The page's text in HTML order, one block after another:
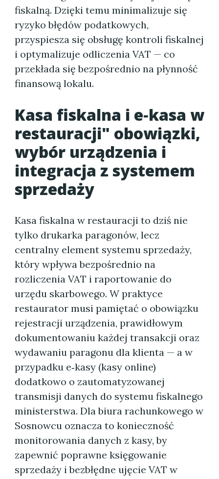
fiskalną. Dzięki temu minimalizuje się
ryzyko błędów podatkowych,
przyspiesza się obsługę kontroli fiskalnej
i optymalizuje odliczenia VAT — co
przekłada się bezpośrednio na płynność
finansową lokalu.
Kasa fiskalna i e‑kasa w
restauracji" obowiązki,
wybór urządzenia i
integracja z systemem
sprzedaży
Kasa fiskalna w restauracji to dziś nie
tylko drukarka paragonów, lecz
centralny element systemu sprzedaży,
który wpływa bezpośrednio na
rozliczenia VAT i raportowanie do
urzędu skarbowego. W praktyce
restaurator musi pamiętać o obowiązku
rejestracji urządzenia, prawidłowym
dokumentowaniu każdej transakcji oraz
wydawaniu paragonu dla klienta — a w
przypadku e‑kasy (kasy online)
dodatkowo o zautomatyzowanej
transmisji danych do systemu fiskalnego
ministerstwa. Dla biura rachunkowego w
Sosnowcu oznacza to konieczność
monitorowania danych z kasy, by
zapewnić poprawne księgowanie
sprzedaży i bezbłędne ujęcie VAT w